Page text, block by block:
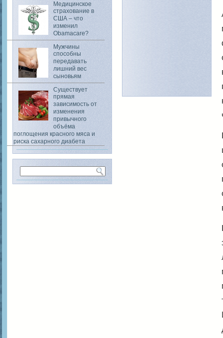
Медицинское
страхование в
США – что
изменил
Obamacare?
Мужчины
способны
передавать
лишний вес
сыновьям
Существует
прямая
зависимость от
изменения
привычного
объёма
поглощения красного мяса и
риска сахарного диабета